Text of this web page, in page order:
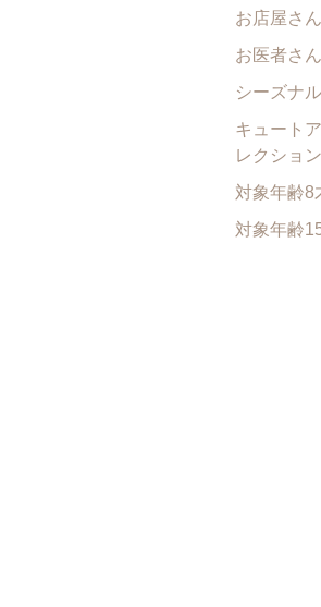
お店屋さ
お医者さ
シーズナル
キュート
レクション
対象年齢8
対象年齢